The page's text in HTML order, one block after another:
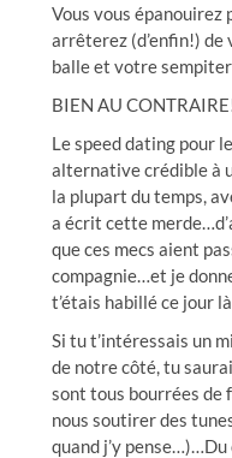
Vous vous épanouirez
arrêterez (d’enfin!) de
balle et votre
BIEN AU
Le speed dating pour
alternative crédible à
la plupart du temps,
a écrit cette
que ces mecs aient
compagnie…et je
t’étais habillé ce jour
Si tu t’intéressais un
de notre côté, tu
sont tous bourrées de
nous soutirer des
quand j’y pense…)…Du